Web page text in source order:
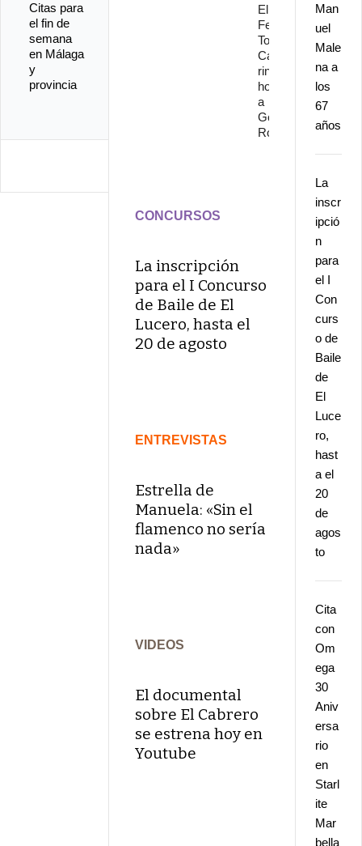
El
Festival
Torre del
Cante
rinde
homenaje
a
Gonzalo
Rojo
CONCURSOS
La inscripción
para el I Concurso
de Baile de El
Lucero, hasta el
20 de agosto
ENTREVISTAS
Estrella de
Manuela: «Sin el
flamenco no sería
nada»
VIDEOS
El documental
sobre El Cabrero
se estrena hoy en
Youtube
Man
uel
Male
na a
los
67
años
La
inscr
ipció
n
para
el I
Con
curs
o de
Baile
de
El
Luce
ro,
hast
a el
20
de
agos
to
Cita
con
Om
ega
30
Aniv
ersa
rio
en
Starl
ite
Mar
bella
Citas para
el fin de
semana
en Málaga
y
provincia